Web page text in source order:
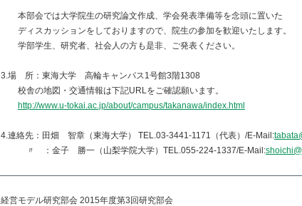
本部会では大学院生の研究論文作成、学会発表準備等を念頭に置いた
ディスカッションをしておりますので、院生の参加を歓迎いたします。
学部学生、研究者、社会人の方も是非、ご発表ください。
3.場 所：東海大学 高輪キャンパス1号館3階1308
校舎の地図・交通情報は下記URLをご確認願います。
http://www.u-tokai.ac.jp/about/campus/takanawa/index.html
4.連絡先：田畑 智章（東海大学） TEL.03-3441-1171（代表）/E-Mail:
〃 ：金子 勝一（山梨学院大学）TEL.055-224-1337/E-Mail:
経営モデル研究部会 2015年度第3回研究部会